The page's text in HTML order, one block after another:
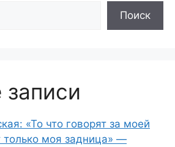
Поиск
«То что говорят за моей
только моя задница» —